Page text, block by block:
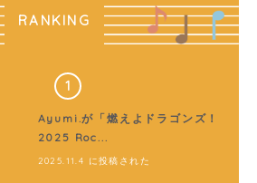
RANKING
Ayumi.が「燃えよドラゴンズ！
2025 Roc...
2025.11.4 に投稿された